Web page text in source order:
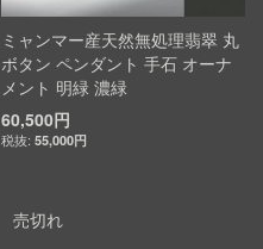
ミャンマー産天然無処理翡翠 丸
ボタン ペンダント 手石 オーナ
メント 明緑 濃緑
60,500円
55,000円
売切れ